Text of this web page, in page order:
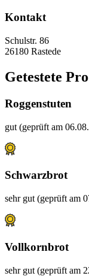
Kontakt
Schulstr. 86
26180 Rastede
Getestete
Roggenstuten
gut (geprüft am
Schwarzbrot
sehr gut (geprüft am
Vollkornbrot
sehr gut (geprüft am